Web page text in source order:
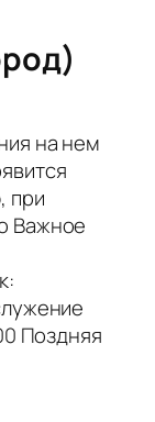
на нем
при
Важное
Поздняя